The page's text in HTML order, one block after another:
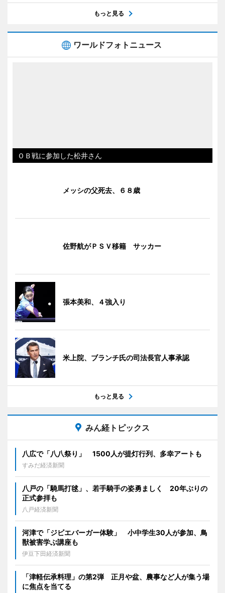
もっと見る
ワールドフォトニュース
ＯＢ戦に参加した松井さん
メッシの父死去、６８歳
佐野航がＰＳＶ移籍 サッカー
張本美和、４強入り
米上院、ブランチ氏の司法長官人事承認
もっと見る
みん経トピックス
八広で「八八祭り」 1500人が提灯行列、多幸アートも
すみだ経済新聞
八戸の「騎馬打毬」、若手騎手の姿勇ましく 20年ぶりの
正式参拝も
八戸経済新聞
河津で「ジビエバーガー体験」 小中学生30人が参加、鳥
獣被害学ぶ講座も
伊豆下田経済新聞
「津軽伝承料理」の第2弾 正月や盆、農事など人が集う場
に焦点を当てる